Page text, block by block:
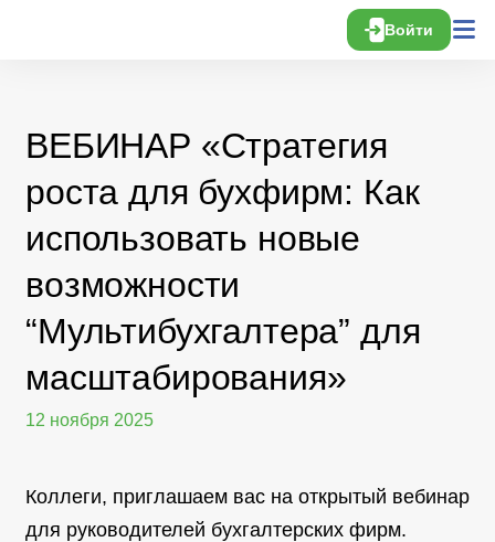
Войти
ВЕБИНАР «Стратегия
роста для бухфирм: Как
использовать новые
возможности
“Мультибухгалтера” для
масштабирования»
12 ноября 2025
Коллеги, приглашаем вас на открытый вебинар
для руководителей бухгалтерских фирм.